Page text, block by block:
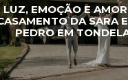
LUZ, EMOÇÃO E
DA SARA
PEDRO EM